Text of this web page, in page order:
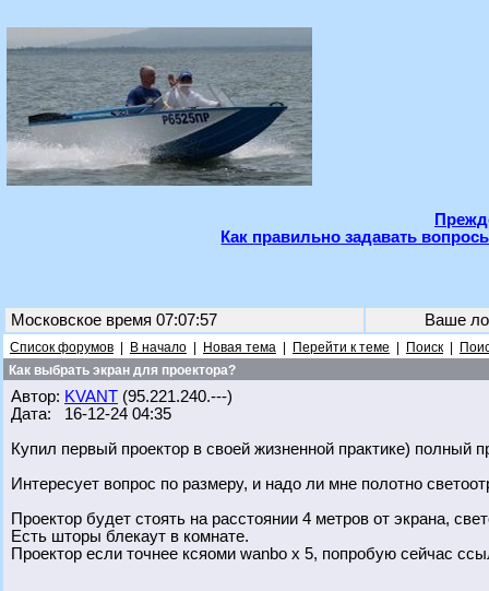
Как правильно задавать
Московское время 07:07:57 Ваше
Список форумов В начало Новая тема Перейти к теме Поиск
Как выбрать экран для проектора?
Автор: KVANT (95.221.240.---)
Дата: 16-12-24 04:35
Купил первый проектор в своей жизненной практике)
Интересует вопрос по размеру, и надо ли мне полотно
Проектор будет стоять на расстоянии 4 метров от экрана,
Есть шторы блекаут в комнате.
Проектор если точнее ксяоми wanbo х 5, попробую сейчас